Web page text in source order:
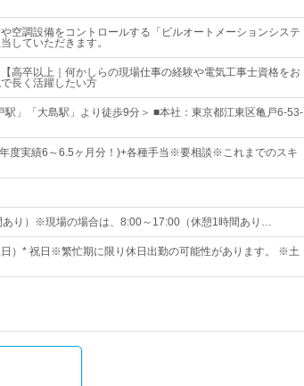
空調設備をコントロールする「ビルオートメーションシステ
していただきます。
高卒以上｜何かしらの現場仕事の経験や電気工事士資格をお
長く活躍したい方
」「大島駅」より徒歩9分＞ ■本社：東京都江東区亀戸6-53-
度実績6～6.5ヶ月分！)+各種手当※要相談※これまでのスキ
り）※現場の場合は、8:00～17:00（休憩1時間あり…
）* 祝日※繁忙期に限り休日出勤の可能性があります。 ※土